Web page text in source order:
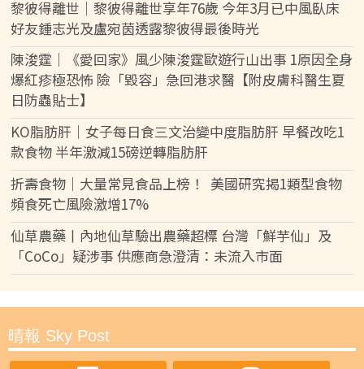
黎彼得離世｜黎彼得離世享年76歲 今年3月已中風臥床
好友鍾志光及盧宛茵透露黎彼得最後時光
陳浚霆｜《愛回家》風少陳浚霆歐遊行山出事 1原因全身
爆紅疹極恐怖 險「毀容」急回港求醫【附皮膚科醫生夏
日防蟲貼士】
KO脂肪肝｜女子每日食三文治變中度脂肪肝 早餐改吃1
款食物 半年激減15磅逆轉脂肪肝
折壽食物｜大量常見食品上榜！ 美國研究揭1類型食物
頻食死亡風險激增17%
仙草農藥丨內地仙草驗出農藥超標 台灣「鮮芋仙」及
「CoCo」疑涉事 供應商急澄清：未流入市面
晴報 Sky Post